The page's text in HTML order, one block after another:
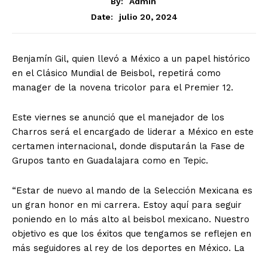
Date:
julio 20, 2024
Benjamín Gil, quien llevó a México a un papel histórico
en el Clásico Mundial de Beisbol, repetirá como
manager de la novena tricolor para el Premier 12.
Este viernes se anunció que el manejador de los
Charros será el encargado de liderar a México en este
certamen internacional, donde disputarán la Fase de
Grupos tanto en Guadalajara como en Tepic.
“Estar de nuevo al mando de la Selección Mexicana es
un gran honor en mi carrera. Estoy aquí para seguir
poniendo en lo más alto al beisbol mexicano. Nuestro
objetivo es que los éxitos que tengamos se reflejen en
más seguidores al rey de los deportes en México. La